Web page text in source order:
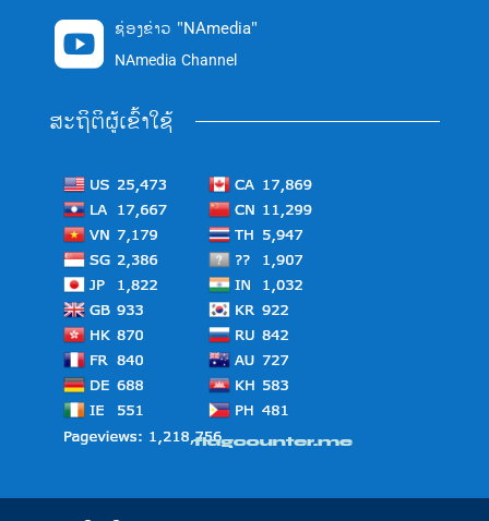
 ຊ່ອງຂ່າວ "NAmedia"
NAmedia Channel
ສະຖິຕິຜູ້ເຂົ້າໃຊ້